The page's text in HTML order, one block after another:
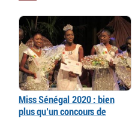
Miss Sénégal 2020 : bien
plus qu’un concours de